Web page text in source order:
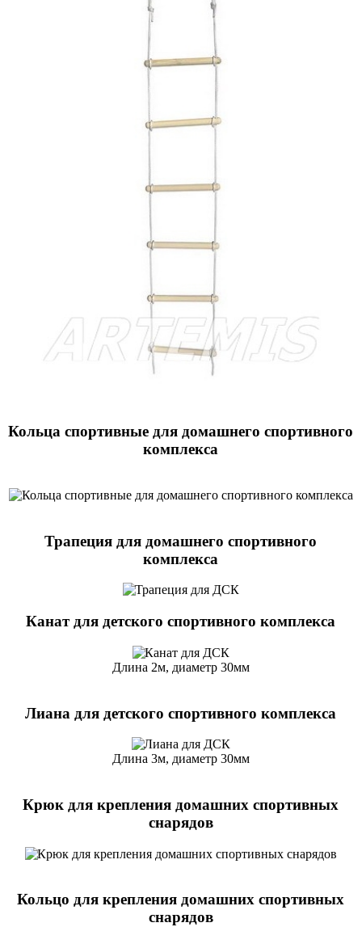
Кольца спортивные для домашнего спортивного
комплекса
Трапеция для домашнего спортивного
комплекса
Канат для детского спортивного комплекса
Длина 2м, диаметр 30мм
Лиана для детского спортивного комплекса
Длина 3м, диаметр 30мм
Крюк для крепления домашних спортивных
снарядов
Кольцо для крепления домашних спортивных
снарядов